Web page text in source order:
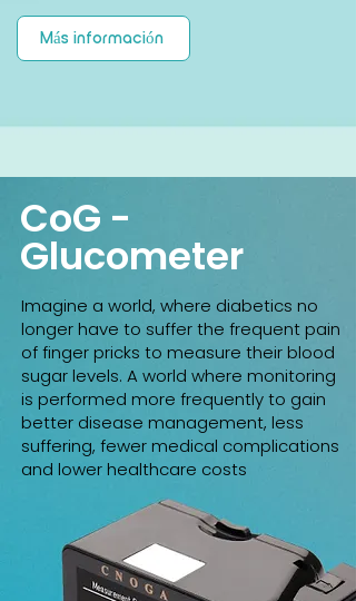
Más información
CoG -
Glucometer
Imagine a world, where diabetics no
longer have to suffer the frequent pain
of finger pricks to measure their blood
sugar levels. A world where monitoring
is performed more frequently to gain
better disease management, less
suffering, fewer medical complications
and lower healthcare costs